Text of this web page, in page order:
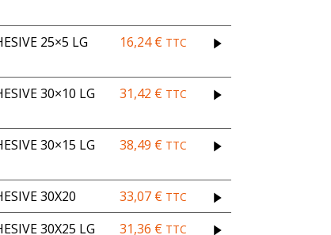
25×5 LG
16,24€ TTC
30×10 LG
31,42 € TTC
30×15 LG
38,49 € TTC
30X20 33,07 € TTC
30X25 LG
31,36 € TTC